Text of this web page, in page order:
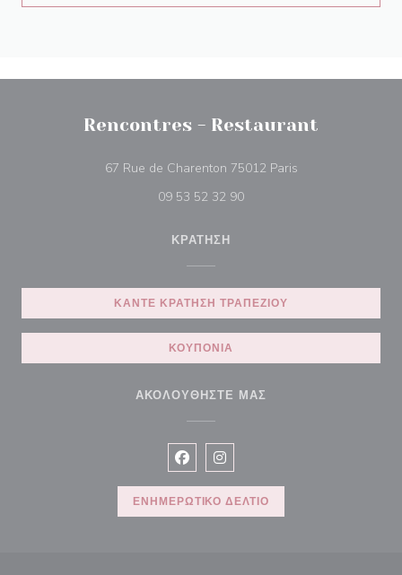
Rencontres - Restaurant
67 Rue de Charenton 75012 Paris((ανοίγει σε νέο
09 53 52 32 90
ΚΡΆΤΗΣΗ
ΚΆΝΤΕ ΚΡΆΤΗΣΗ ΤΡΑΠΕΖΙΟΎ
ΚΟΥΠΌΝΙΑ
ΑΚΟΛΟΥΘΉΣΤΕ ΜΑΣ
Facebook ((ανοίγει σε νέο
Instagram ((ανοίγει σε νέο
ΕΝΗΜΕΡΩΤΙΚΌ ΔΕΛΤΊΟ